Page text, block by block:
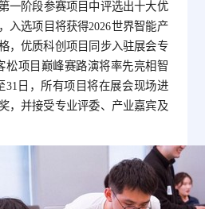
一阶段参赛项目中评选出十大优
入选项目将获得2026世界智能产
，优质科创项目同步入驻展会专
松项目巅峰赛路演将率先亮相智
31日，所有项目将在展会现场进
，并接受专业评委、产业嘉宾及